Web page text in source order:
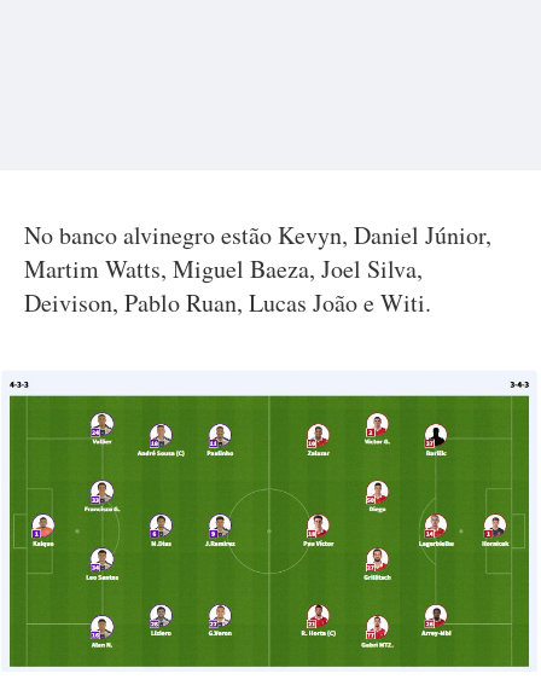
No banco alvinegro estão Kevyn, Daniel Júnior,
Martim Watts, Miguel Baeza, Joel Silva,
Deivison, Pablo Ruan, Lucas João e Witi.